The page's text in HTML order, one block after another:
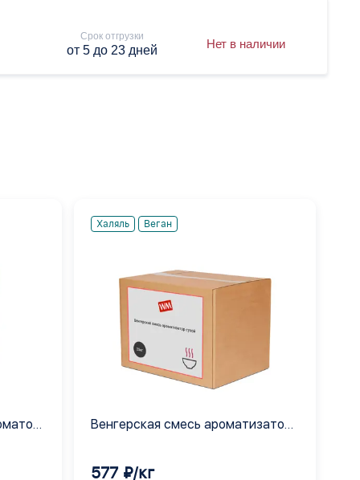
Срок отгрузки
от 5 до 23 дней Нет в наличии
Халяль Веган
Венгерская смесь ароматизатор
577 ₽/кг